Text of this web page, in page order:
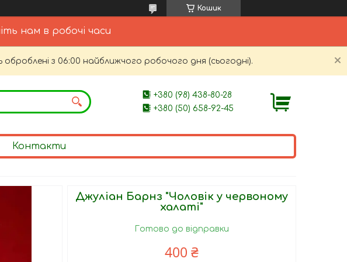
Кошик
нам в робочі часи
з 06:00 найближчого робочого дня (сьогодні).
+380 (98) 438-80-28
+380 (50) 658-92-45
Контакти
Джуліан Барнз "Чоловік у червоному
халаті"
Готово до відправки
400 ₴